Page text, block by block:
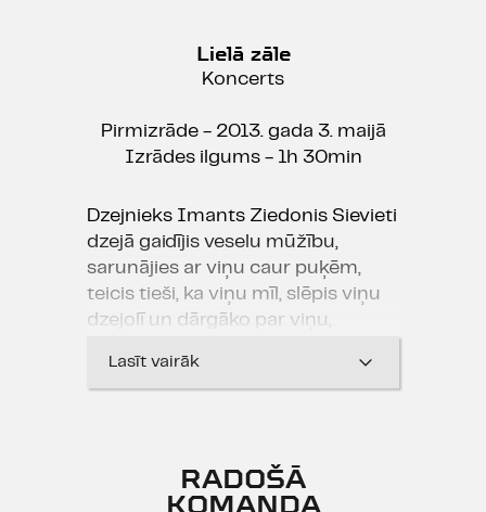
Lielā zāle
Koncerts
Pirmizrāde - 2013. gada 3. maijā
Izrādes ilgums - 1h 30min
Dzejnieks Imants Ziedonis Sievieti
dzejā gaidījis veselu mūžību,
sarunājies ar viņu caur puķēm,
teicis tieši, ka viņu mīl, slēpis viņu
dzejolī un dārgāko par viņu,
Komponists Kārlis Lācis Ziedoņa
Viņus šķir paaudzes un pieredzes,
bet vieno iedvesma, ko sniedz
Lasīt vairāk
RADOŠĀ